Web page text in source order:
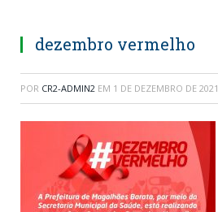
dezembro vermelho
POR CR2-ADMIN2 EM 1 DE DEZEMBRO DE 2021